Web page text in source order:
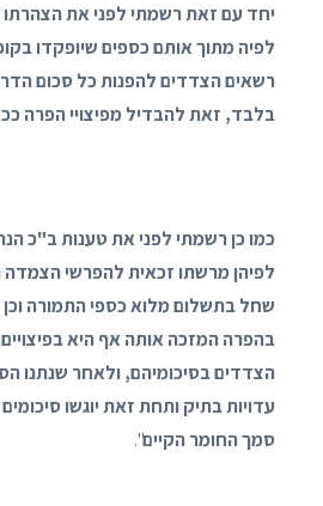
יחד עם זאת רשמתי לפני את
לפיה מתוך אותם כספים שיופקדו
רשאים הצדדים להפנות כל סכום
בלבד, זאת להבדיל מפיצויי הפרה
לפיהן מרשתו זכאית להפרשי הצמדה
שחל בתשלום מלוא כספי התמורה וכן
בהפרה המזכה אותה אף היא
הצדדים בסיכומיהם, ולאחר שנתנו
עדויות בתיק ותחת זאת יוגשו
סמך החומר הקיים".